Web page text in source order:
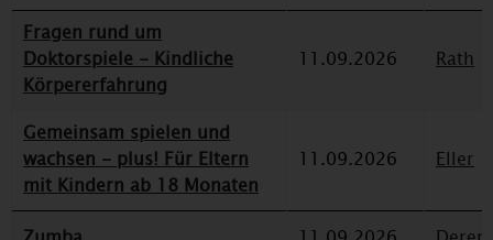
Fragen rund um
Doktorspiele - Kindliche
Körpererfahrung
11.09.2026 Rath
Gemeinsam spielen und
wachsen - plus! Für Eltern
mit Kindern ab 18 Monaten
11.09.2026 Eller